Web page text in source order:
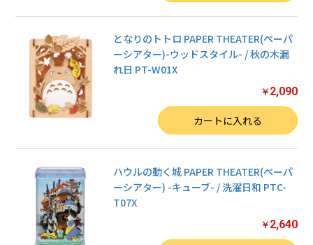
となりのトトロ PAPER THEATER(ペーパ
ーシアター)-ウッドスタイル- / 秋の木漏
れ日 PT-W01X
￥ 2,090
カートに入れる
ハウルの動く城 PAPER THEATER(ペーパ
ーシアター) -キューブ- / 洗濯日和 PTC-
T07X
￥ 2,640